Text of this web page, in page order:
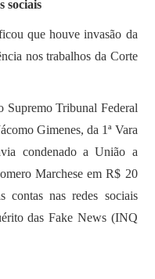
sociais
que houve invasão da
nos trabalhos da Corte
Supremo Tribunal Federal
Gimenes, da 1ª Vara
condenado a União a
Marchese em R$ 20
contas nas redes sociais
das Fake News (INQ